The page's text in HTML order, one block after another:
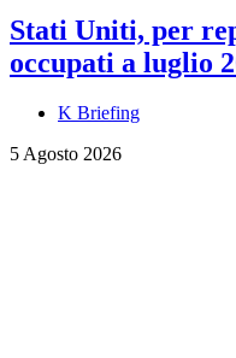
Stati Uniti, per
occupati a luglio
K Briefing
5 Agosto 2026